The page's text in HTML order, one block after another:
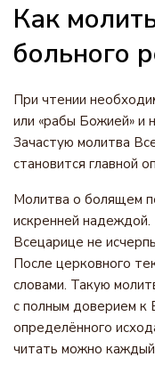
Как
больного
При чтении
или «рабы Божией» и
Зачастую молитва
становится главной
Молитва о болящем
искренней
Всецарице не
После церковного
словами. Такую
с полным доверием к
определённого
читать можно